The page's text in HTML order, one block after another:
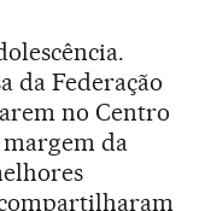
da Federação
no Centro
margem da